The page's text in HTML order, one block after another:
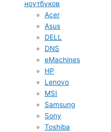
ноутбуков
Acer
Asus
DELL
DNS
eMachines
HP
Lenovo
MSI
Samsung
Sony
Toshiba